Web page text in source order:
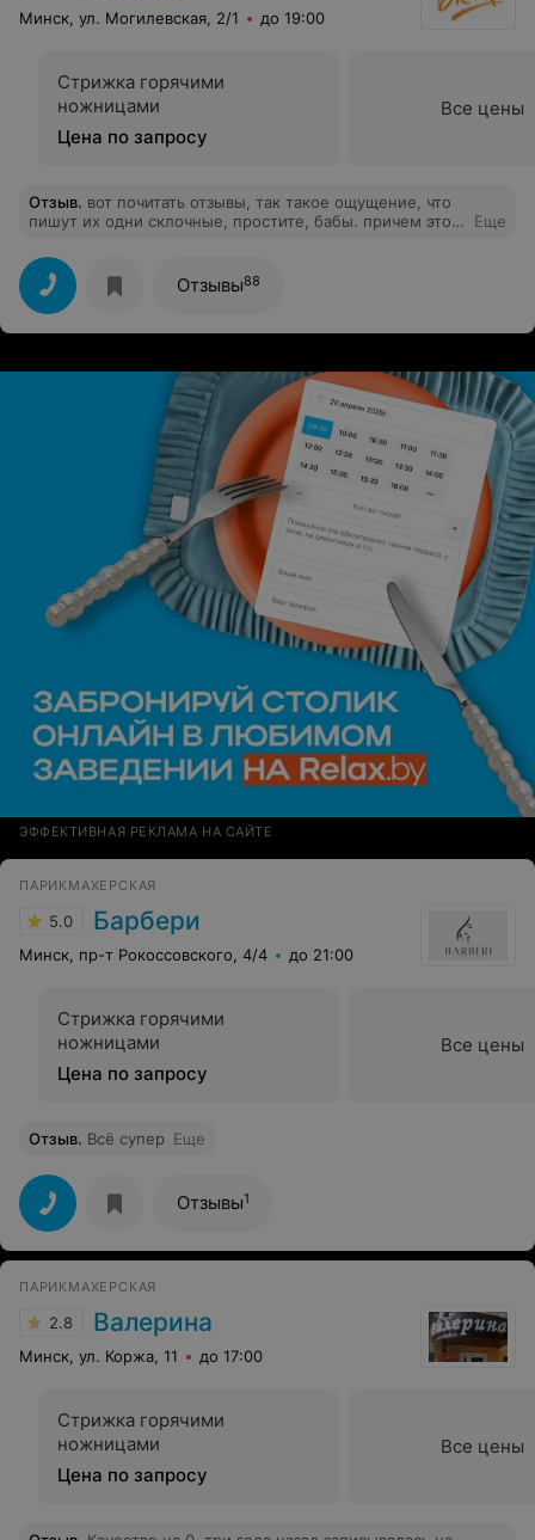
Минск, ул. Могилевская, 2/1 до 19:00
Стрижка горячими
ножницами
Цена по запросу
Все цены
Отзыв. вот почитать отзывы, так такое ощущение, что
пишут их одни склочные, простите, бабы. причем это
заведений. попробуйте улыбаться людям, возможно
ответят тем же и вам, а то заявляются и командным
тоном просят выполнить немедленно любой каприз.
более того, здесь не консультация, чтобы задавать
вопросы по поводу цен и прочего, сайты не обязаны
вовремя, значит неправильно время рассчитали, а если
так, то администратор не обязана входить в ваше
положение. если есть место, она обязательно его вам
предложит, а если нет, то это исключительно ваши
Еще
Отзывы88
ЭФФЕКТИВНАЯ РЕКЛАМА НА САЙТЕ
ПАРИКМАХЕРСКАЯ
5.0 Барбери
Минск, пр-т Рокоссовского, 4/4 до 21:00
Стрижка горячими
ножницами
Цена по запросу
Все цены
Отзыв. Всё супер Еще
Отзывы1
ПАРИКМАХЕРСКАЯ
2.8 Валерина
Минск, ул. Коржа, 11 до 17:00
Стрижка горячими
ножницами
Цена по запросу
Все цены